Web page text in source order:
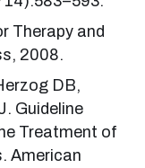
Therapy and
2008.
DB,
Guideline
Treatment of
American